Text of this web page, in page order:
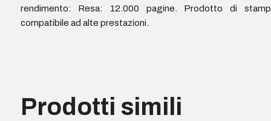
rendimento: Resa: 12.000 pagine. Prodotto di
compatibile ad alte prestazioni.
Prodotti simili